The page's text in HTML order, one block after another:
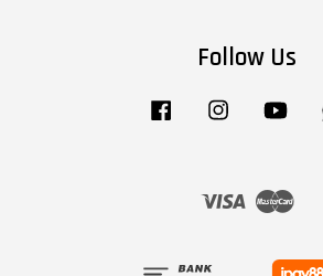
Follow Us
Facebook Instagram
Visa